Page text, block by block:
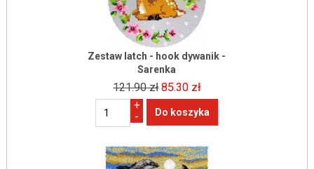
Zestaw latch - hook dywanik -
Sarenka
121.90 zł 85.30 zł
+
-